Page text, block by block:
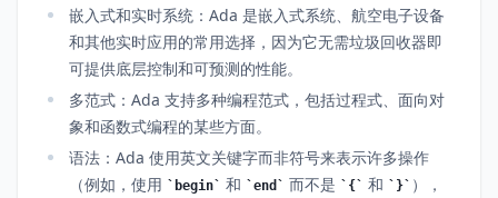
嵌入式和实时系统：Ada 是嵌入式系统、航空电子设备
和其他实时应用的常用选择，因为它无需垃圾回收器即
可提供底层控制和可预测的性能。
多范式：Ada 支持多种编程范式，包括过程式、面向对
象和函数式编程的某些方面。
语法：Ada 使用英文关键字而非符号来表示许多操作
（例如，使用
begin 和 end 而不是 { 和 }
），